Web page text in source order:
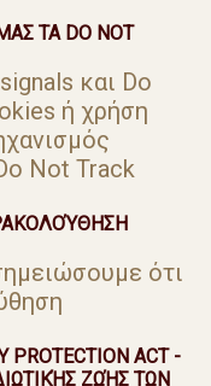
ΤΑ DO NOT
και Do
ή χρήση
Not Track
ότι
PROTECTION ACT -
ΖΩΉΣ ΤΩΝ